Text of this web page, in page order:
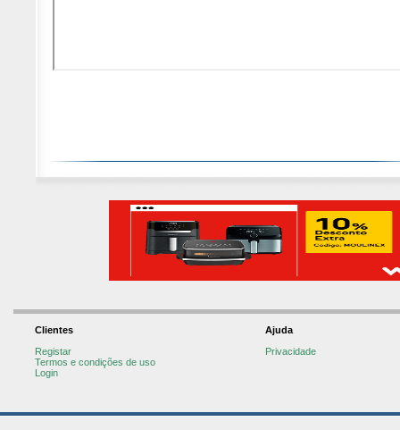
Clientes
Registar
Termos e condições de uso
Login
Ajuda
Privacidade